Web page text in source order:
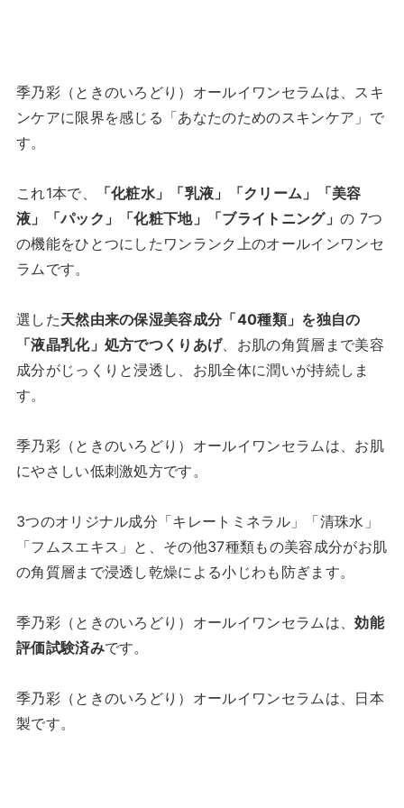
季乃彩（ときのいろどり）オールイワンセラムは、スキ
ンケアに限界を感じる「あなたのためのスキンケア」で
す。
これ1本で、
「化粧水」「乳液」「クリーム」「美容
液」「パック」「化粧下地」「ブライトニング」 の 7つ
の機能をひとつにしたワンランク上のオールインワンセ
ラムです。
選した天然由来の保湿美容成分「40種類」を独自の
「液晶乳化」処方でつくりあげ、お肌の角質層まで美容
成分がじっくりと浸透し、お肌全体に潤いが持続しま
す。
季乃彩（ときのいろどり）オールイワンセラムは、お肌
にやさしい低刺激処方です。
3つのオリジナル成分「キレートミネラル」「清珠水」
「フムスエキス」と、その他37種類もの美容成分がお肌
の角質層まで浸透し乾燥による小じわも防ぎます。
季乃彩（ときのいろどり）オールイワンセラムは、効能
評価試験済みです。
季乃彩（ときのいろどり）オールイワンセラムは、日本
製です。